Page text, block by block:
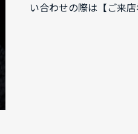
い合わせの際は【ご来